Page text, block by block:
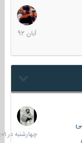
22
آبان
1392
در
06:01